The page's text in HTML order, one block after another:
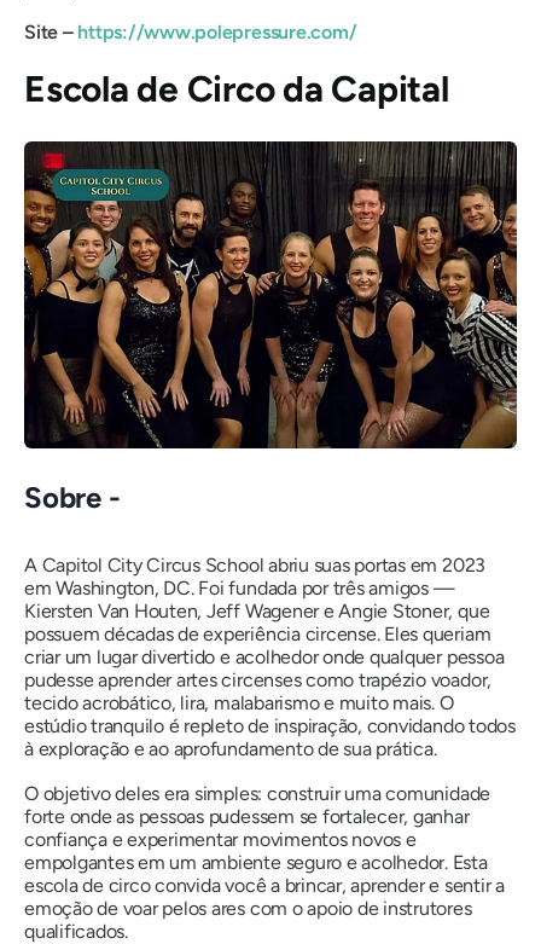
Site –https://www.polepressure.com/
Escola de Circo da Capital
Sobre -
A Capitol City Circus School abriu suas portas em 2023
em Washington, DC. Foi fundada por três amigos —
Kiersten Van Houten, Jeff Wagener e Angie Stoner, que
possuem décadas de experiência circense. Eles queriam
criar um lugar divertido e acolhedor onde qualquer pessoa
pudesse aprender artes circenses como trapézio voador,
tecido acrobático, lira, malabarismo e muito mais. O
estúdio tranquilo é repleto de inspiração, convidando todos
à exploração e ao aprofundamento de sua prática.
O objetivo deles era simples: construir uma comunidade
forte onde as pessoas pudessem se fortalecer, ganhar
confiança e experimentar movimentos novos e
empolgantes em um ambiente seguro e acolhedor. Esta
escola de circo convida você a brincar, aprender e sentir a
emoção de voar pelos ares com o apoio de instrutores
qualificados.